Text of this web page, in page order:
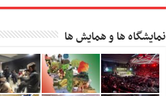
نمایشگاه ها و همایش ها